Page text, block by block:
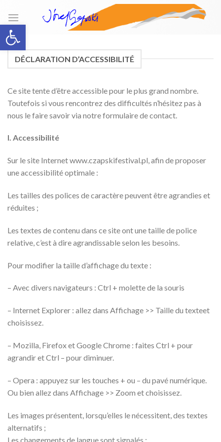
Open toolbar
content
DÉCLARATION D’ACCESSIBILITÉ
Ce site tente d’être accessible pour le plus grand nombre.
Toutefois si vous rencontrez des difficultés n’hésitez pas à
nous le faire savoir via notre formulaire de contact.
I. Accessibilité
Sur le site Internet www.czapskifestival.pl, afin de proposer
une accessibilité optimale :
Les tailles des polices de caractère peuvent être agrandies et
réduites ;
Les textes de contenu dans ce site ont une taille de police
relative, c’est à dire agrandissable selon les besoins.
Pour modifier la taille d’affichage du texte :
– Avec divers navigateurs : Ctrl + molette de la souris
– Internet Explorer : allez dans Affichage >> Taille du texteet
choisissez.
– Mozilla, Firefox et Google Chrome : faites Ctrl + pour
agrandir et Ctrl – pour diminuer.
– Opera : appuyez sur les touches + ou – du pavé numérique.
Ou bien allez dans Affichage >> Zoom et choisissez.
Les images présentent, lorsqu’elles le nécessitent, des textes
alternatifs ;
Les changements de langue sont signalés ;